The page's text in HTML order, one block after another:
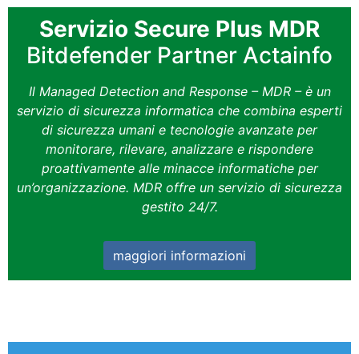
Servizio Secure Plus MDR
Bitdefender Partner Actainfo
Il Managed Detection and Response – MDR – è un
servizio di sicurezza informatica che combina esperti
di sicurezza umani e tecnologie avanzate per
monitorare, rilevare, analizzare e rispondere
proattivamente alle minacce informatiche per
un’organizzazione. MDR offre un servizio di sicurezza
gestito 24/7.
maggiori informazioni